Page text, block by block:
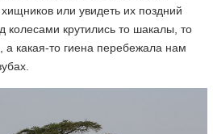
или увидеть их поздний
колесами крутились то шакалы, то
какая-то гиена перебежала нам